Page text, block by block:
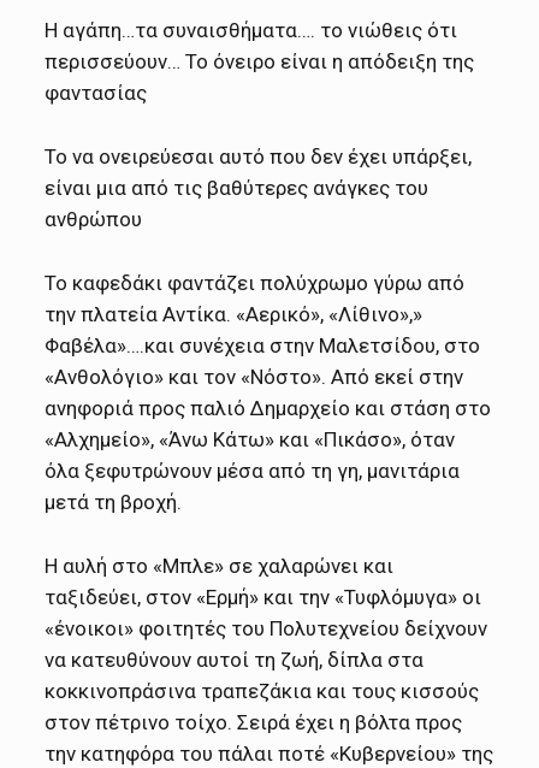
Η αγάπη…τα συναισθήματα…. το νιώθεις ότι
περισσεύουν… Το όνειρο είναι η απόδειξη της
φαντασίας
Το να ονειρεύεσαι αυτό που δεν έχει υπάρξει,
είναι μια από τις βαθύτερες ανάγκες του
ανθρώπου
Το καφεδάκι φαντάζει πολύχρωμο γύρω από
την πλατεία Αντίκα. «Αερικό», «Λίθινο»,»
Φαβέλα»….και συνέχεια στην Μαλετσίδου, στο
«Ανθολόγιο» και τον «Νόστο». Από εκεί στην
ανηφοριά προς παλιό Δημαρχείο και στάση στο
«Αλχημείο», «Άνω Κάτω» και «Πικάσο», όταν
όλα ξεφυτρώνουν μέσα από τη γη, μανιτάρια
μετά τη βροχή.
Η αυλή στο «Μπλε» σε χαλαρώνει και
ταξιδεύει, στον «Ερμή» και την «Τυφλόμυγα» οι
«ένοικοι» φοιτητές του Πολυτεχνείου δείχνουν
να κατευθύνουν αυτοί τη ζωή, δίπλα στα
κοκκινοπράσινα τραπεζάκια και τους κισσούς
στον πέτρινο τοίχο. Σειρά έχει η βόλτα προς
την κατηφόρα του πάλαι ποτέ «Κυβερνείου» της